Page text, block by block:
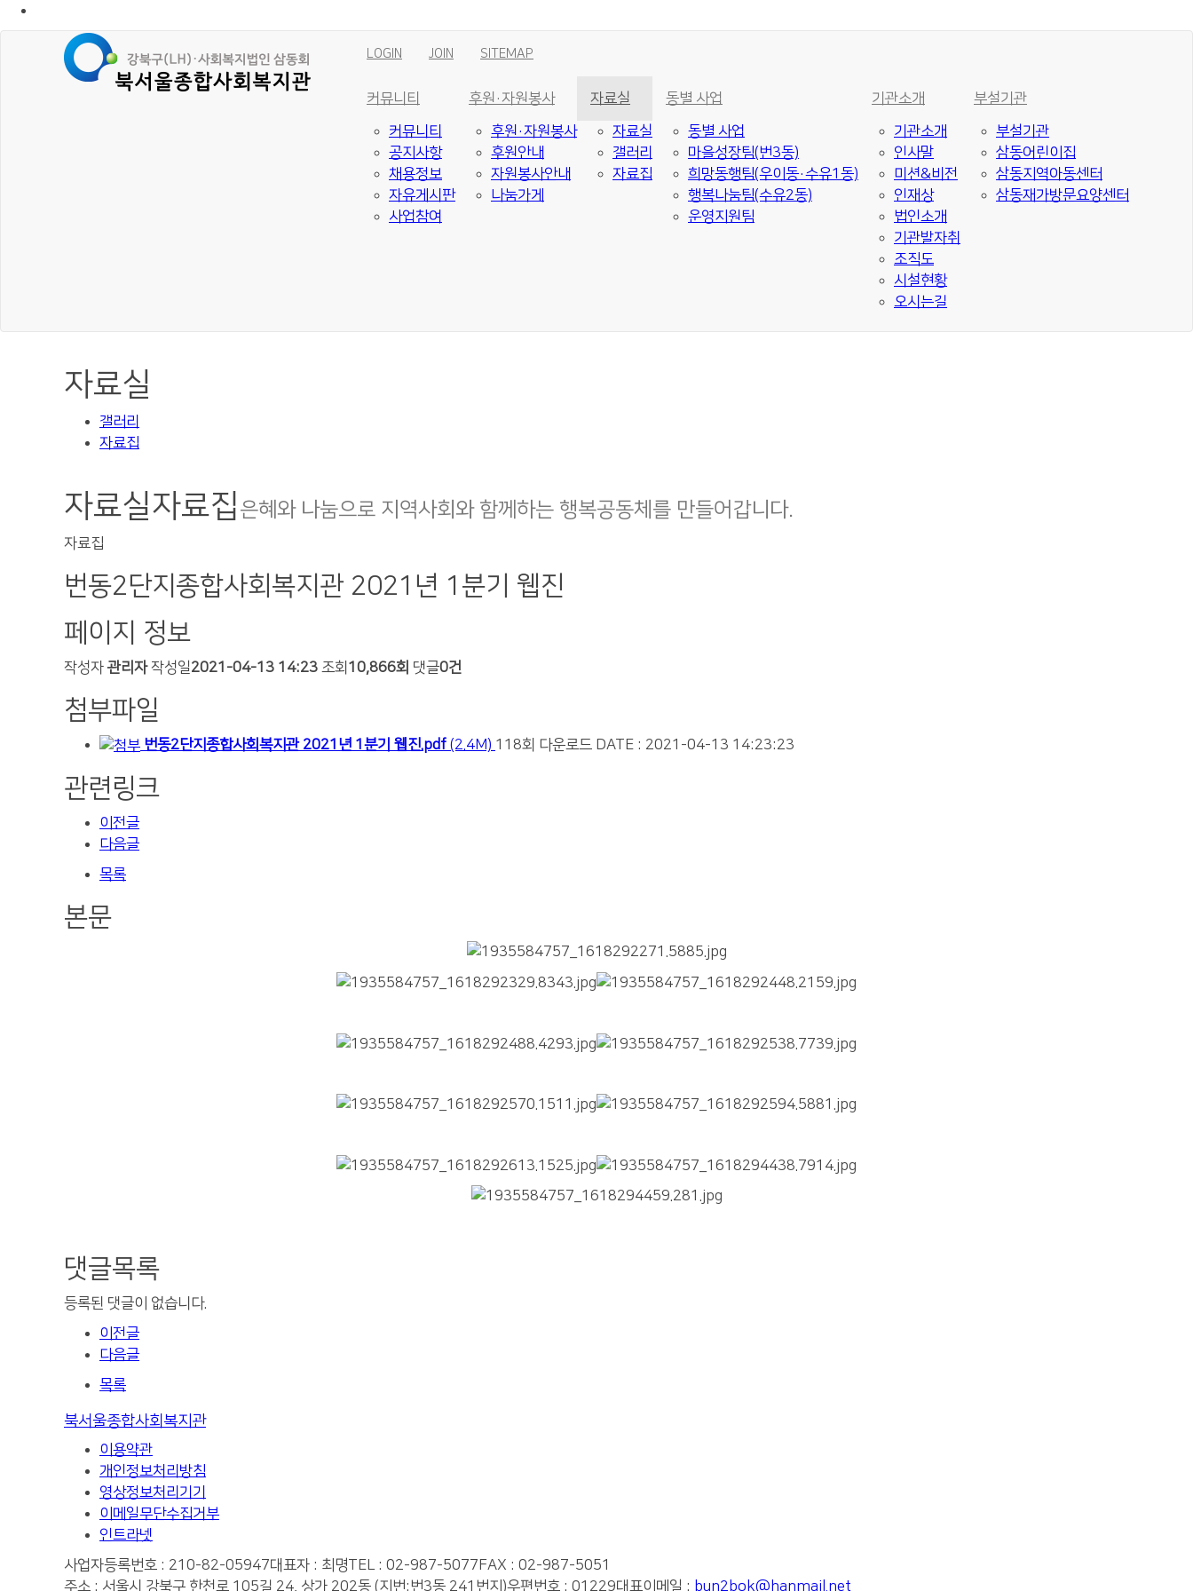
LOGIN JOIN SITEMAP
커뮤니티
커뮤니티
공지사항
채용정보
자유게시판
사업참여
후원·자원봉사
후원·자원봉사
후원안내
자원봉사안내
나눔가게
자료실
자료실
갤러리
자료집
동별 사업
동별 사업
마을성장팀(번3동)
희망동행팀(우이동·수유1동)
행복나눔팀(수유2동)
운영지원팀
기관소개
기관소개
인사말
미션&비전
인재상
법인소개
기관발자취
조직도
시설현황
오시는길
부설기관
부설기관
삼동어린이집
삼동지역아동센터
삼동재가방문요양센터
자료실
갤러리
자료집
자료실자료집은혜와 나눔으로 지역사회와 함께하는 행복공동체를 만들어갑니다.
자료집
번동2단지종합사회복지관 2021년 1분기 웹진
페이지 정보
작성자 관리자 작성일2021-04-13 14:23 조회 10,866회 댓글0건
첨부파일
번동2단지종합사회복지관 2021년 1분기 웹진.pdf (2.4M) 118회 다운로드 DATE : 2021-04-13 14:23:23
관련링크
이전글
다음글
목록
본문
댓글목록
등록된 댓글이 없습니다.
이전글
다음글
목록
북서울종합사회복지관
이용약관
개인정보처리방침
영상정보처리기기
이메일무단수집거부
인트라넷
사업자등록번호 : 210-82-05947대표자 : 최명 TEL : 02-987-5077 FAX : 02-987-5051
주소 : 서울시 강북구 한천로 105길 24, 상가 202동 (지번:번3동 241번지)우편번호 : 01229대표이메일 : bun2bok@hanmail.net